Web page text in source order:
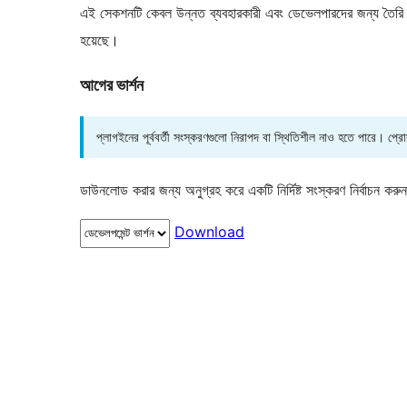
এই সেকশনটি কেবল উন্নত ব্যবহারকারী এবং ডেভেলপারদের জন্য
হয়েছে।
আগের ভার্শন
প্লাগইনের পূর্ববর্তী সংস্করণগুলো নিরাপদ বা স্থিতিশীল নাও হতে পারে।
ডাউনলোড করার জন্য অনুগ্রহ করে একটি নির্দিষ্ট সংস্করণ নির্বাচন
Download